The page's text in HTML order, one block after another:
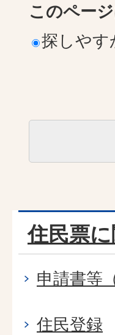
このペー
探しやす
住民票
申請書等
住民登録